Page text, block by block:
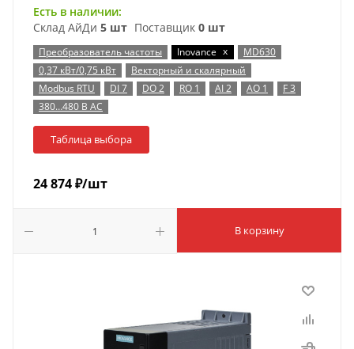
Есть в наличии:
Склад АйДи 5 шт Поставщик 0 шт
Преобразователь частоты Inovance x
MD630
0,37 кВт/0,75 кВт
Векторный и скалярный
Modbus RTU
DI 7 DO 2 RO 1 AI 2 AO 1
F 3
380…480 В AC
Таблица выбора
24 874₽/шт
В корзину